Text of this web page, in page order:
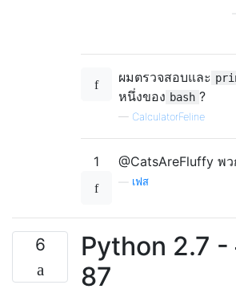
ผมตรวจสอบและ
หนึ่งของ bash ?
— CalculatorFeline
1 @CatsAreFluffy พ
เฟส
6 Python 2.7 -
87